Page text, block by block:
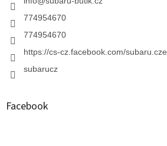
774954670
774954670
https://cs-cz.facebook.com/subaru.cze
subarucz
Facebook